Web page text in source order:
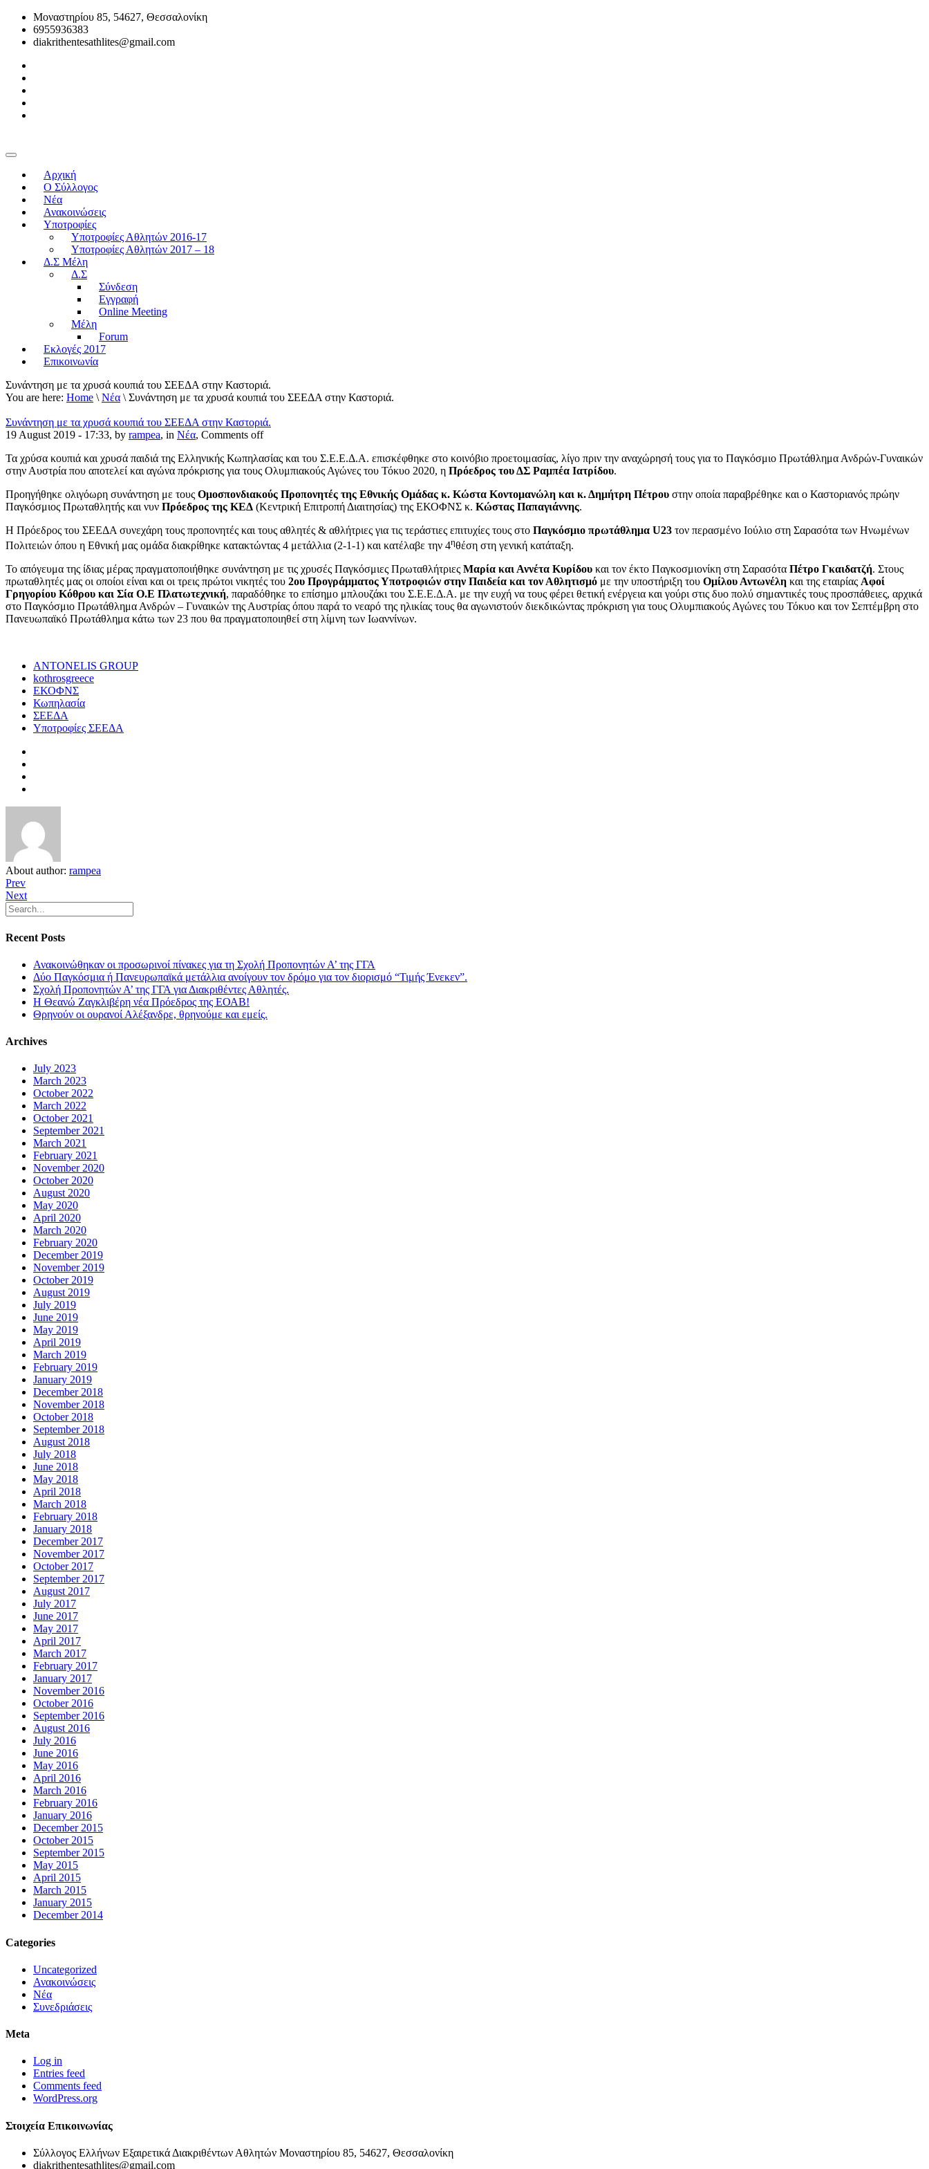
Μοναστηρίου 85, 54627, Θεσσαλονίκη
6955936383
diakrithentesathlites@gmail.com
Αρχική
O Σύλλογος
Νέα
Ανακοινώσεις
Υποτροφίες
Υποτροφίες Αθλητών 2016-17
Υποτροφίες Αθλητών 2017 – 18
Δ.Σ Μέλη
Δ.Σ
Σύνδεση
Εγγραφή
Online Meeting
Μέλη
Forum
Εκλογές 2017
Επικοινωνία
Συνάντηση με τα χρυσά κουπιά του ΣΕΕΔΑ στην Καστοριά.
You are here: Home \ Νέα \ Συνάντηση με τα χρυσά κουπιά του ΣΕΕΔΑ στην Καστοριά.
Συνάντηση με τα χρυσά κουπιά του ΣΕΕΔΑ στην Καστοριά.
19 August 2019 - 17:33, by rampea, in Νέα, Comments off
Τα χρύσα κουπιά και χρυσά παιδιά της Ελληνικής Κωπηλασίας και του Σ.Ε.Ε.Δ.Α. επισκέφθηκε στο κοινόβιο προετοιμασίας, λίγο πριν την αναχώρησή τους για το Παγκόσμιο Πρωτάθλημα Ανδρών-Γυναικών
στην Αυστρία που αποτελεί και αγώνα πρόκρισης για τους Ολυμπιακούς Αγώνες του Τόκυο 2020, η Πρόεδρος του ΔΣ Ραμπέα Ιατρίδου.
Προηγήθηκε ολιγόωρη συνάντηση με τους Ομοσπονδιακούς Προπονητές της Εθνικής Ομάδας κ. Κώστα Κοντομανώλη και κ. Δημήτρη Πέτρου στην οποία παραβρέθηκε και ο Καστοριανός πρώην
Παγκόσμιος Πρωταθλητής και νυν Πρόεδρος της ΚΕΔ (Κεντρική Επιτροπή Διαιτησίας) της ΕΚΟΦΝΣ κ. Κώστας Παπαγιάννης.
Η Πρόεδρος του ΣΕΕΔΑ συνεχάρη τους προπονητές και τους αθλητές & αθλήτριες για τις τεράστιες επιτυχίες τους στο Παγκόσμιο πρωτάθλημα U23 τον περασμένο Ιούλιο στη Σαρασότα των Ηνωμένων
Πολιτειών όπου η Εθνική μας ομάδα διακρίθηκε κατακτώντας 4 μετάλλια (2-1-1) και κατέλαβε την 4ηθέση στη γενική κατάταξη.
Το απόγευμα της ίδιας μέρας πραγματοποιήθηκε συνάντηση με τις χρυσές Παγκόσμιες Πρωταθλήτριες Μαρία και Αννέτα Κυρίδου και τον έκτο Παγκοσμιονίκη στη Σαρασότα Πέτρο Γκαιδατζή. Στους
πρωταθλητές μας οι οποίοι είναι και οι τρεις πρώτοι νικητές του 2ου Προγράμματος Υποτροφιών στην Παιδεία και τον Αθλητισμό με την υποστήριξη του Ομίλου Αντωνέλη και της εταιρίας Αφοί
Γρηγορίου Κόθρου και Σία Ο.Ε Πλατωτεχνική, παραδόθηκε το επίσημο μπλουζάκι του Σ.Ε.Ε.Δ.Α. με την ευχή να τους φέρει θετική ενέργεια και γούρι στις δυο πολύ σημαντικές τους προσπάθειες, αρχικά
στο Παγκόσμιο Πρωτάθλημα Ανδρών – Γυναικών της Αυστρίας όπου παρά το νεαρό της ηλικίας τους θα αγωνιστούν διεκδικώντας πρόκριση για τους Ολυμπιακούς Αγώνες του Τόκυο και τον Σεπτέμβρη στο
Πανευωπαϊκό Πρωτάθλημα κάτω των 23 που θα πραγματοποιηθεί στη λίμνη των Ιωαννίνων.
ANTONELIS GROUP
kothrosgreece
ΕΚΟΦΝΣ
Κωπηλασία
ΣΕΕΔΑ
Υποτροφίες ΣΕΕΔΑ
About author: rampea
Prev
Next
Recent Posts
Ανακοινώθηκαν οι προσωρινοί πίνακες για τη Σχολή Προπονητών Α’ της ΓΓΑ
Δύο Παγκόσμια ή Πανευρωπαϊκά μετάλλια ανοίγουν τον δρόμο για τον διορισμό “Τιμής Ένεκεν”.
Σχολή Προπονητών Α’ της ΓΓΑ για Διακριθέντες Αθλητές.
Η Θεανώ Ζαγκλιβέρη νέα Πρόεδρος της ΕΟΑΒ!
Θρηνούν οι ουρανοί Αλέξανδρε, θρηνούμε και εμείς.
Archives
July 2023
March 2023
October 2022
March 2022
October 2021
September 2021
March 2021
February 2021
November 2020
October 2020
August 2020
May 2020
April 2020
March 2020
February 2020
December 2019
November 2019
October 2019
August 2019
July 2019
June 2019
May 2019
April 2019
March 2019
February 2019
January 2019
December 2018
November 2018
October 2018
September 2018
August 2018
July 2018
June 2018
May 2018
April 2018
March 2018
February 2018
January 2018
December 2017
November 2017
October 2017
September 2017
August 2017
July 2017
June 2017
May 2017
April 2017
March 2017
February 2017
January 2017
November 2016
October 2016
September 2016
August 2016
July 2016
June 2016
May 2016
April 2016
March 2016
February 2016
January 2016
December 2015
October 2015
September 2015
May 2015
April 2015
March 2015
January 2015
December 2014
Categories
Uncategorized
Ανακοινώσεις
Νέα
Συνεδριάσεις
Meta
Log in
Entries feed
Comments feed
WordPress.org
Στοιχεία Επικοινωνίας
Σύλλογος Ελλήνων Εξαιρετικά Διακριθέντων Αθλητών Μοναστηρίου 85, 54627, Θεσσαλονίκη
diakrithentesathlites@gmail.com